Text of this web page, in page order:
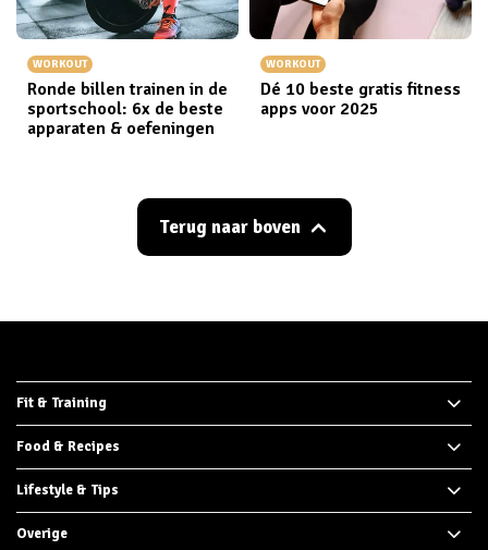
WORKOUT
Ronde billen trainen in de
sportschool: 6x de beste
apparaten & oefeningen
WORKOUT
Dé 10 beste gratis fitness
apps voor 2025
Terug naar boven
Fit & Training
Food & Recipes
Lifestyle & Tips
Overige